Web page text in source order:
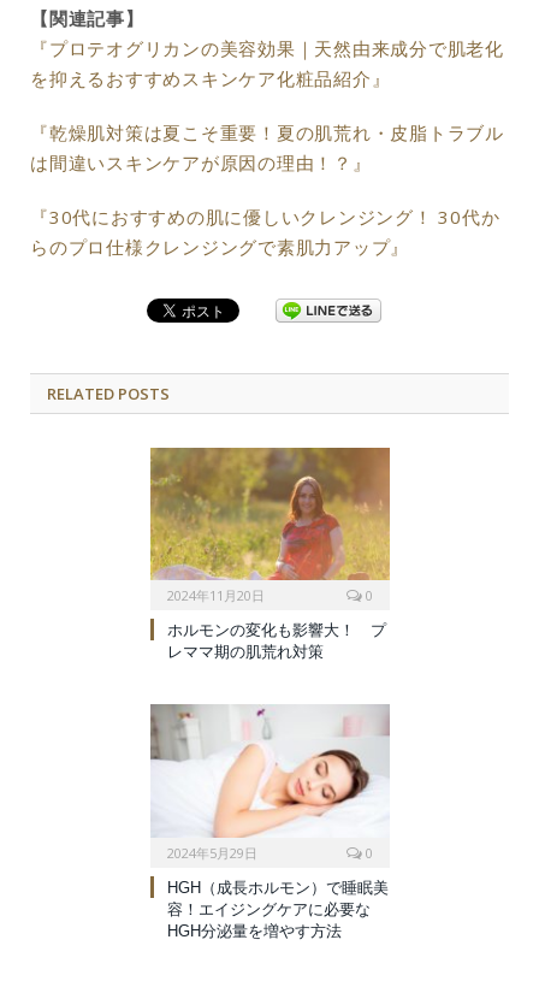
【関連記事】
『プロテオグリカンの美容効果｜天然由来成分で肌老化
を抑えるおすすめスキンケア化粧品紹介』
『乾燥肌対策は夏こそ重要！夏の肌荒れ・皮脂トラブル
は間違いスキンケアが原因の理由！？』
『30代におすすめの肌に優しいクレンジング！ 30代か
らのプロ仕様クレンジングで素肌力アップ』
RELATED POSTS
2024年11月20日
0
ホルモンの変化も影響大！ プ
レママ期の肌荒れ対策
2024年5月29日
0
HGH（成長ホルモン）で睡眠美
容！エイジングケアに必要な
HGH分泌量を増やす方法